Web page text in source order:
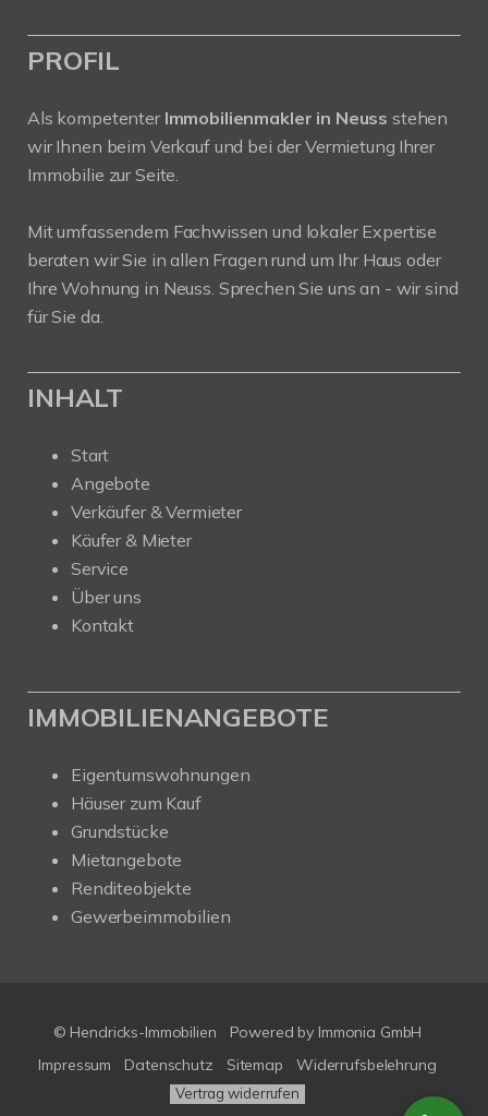
PROFIL
Als kompetenter Immobilienmakler in Neuss stehen
wir Ihnen beim Verkauf und bei der Vermietung Ihrer
Immobilie zur Seite.
Mit umfassendem Fachwissen und lokaler Expertise
beraten wir Sie in allen Fragen rund um Ihr Haus oder
Ihre Wohnung in Neuss. Sprechen Sie uns an - wir sind
für Sie da.
INHALT
Start
Angebote
Verkäufer & Vermieter
Käufer & Mieter
Service
Über uns
Kontakt
IMMOBILIENANGEBOTE
Eigentumswohnungen
Häuser zum Kauf
Grundstücke
Mietangebote
Renditeobjekte
Gewerbeimmobilien
© Hendricks-Immobilien
Powered by Immonia GmbH
Impressum
Datenschutz Sitemap Widerrufsbelehrung
Vertrag widerrufen